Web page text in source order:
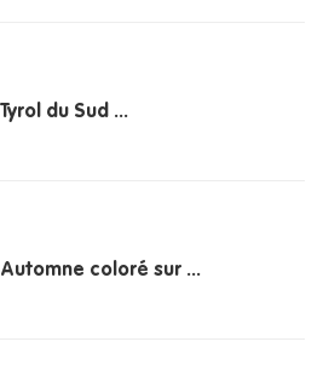
Tyrol du Sud ...
Automne coloré sur ...